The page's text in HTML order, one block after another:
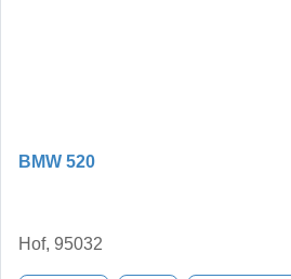
BMW 520
Hof, 95032